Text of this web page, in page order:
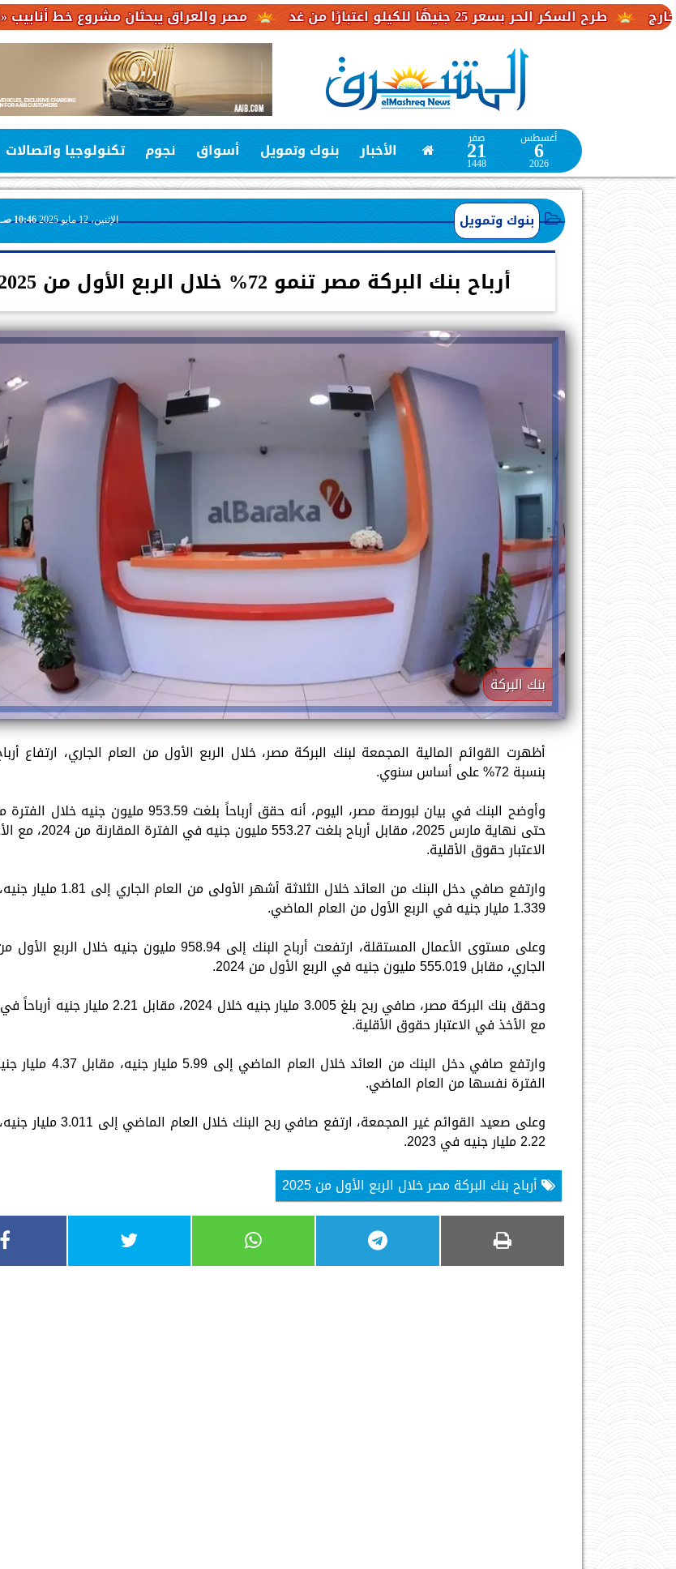
مصر والعراق يبحثان مشروع خط أنابيب «البصرة – الحر بسعر 25 جنيهًا للكيلو اعتبارًا من غد
أغسطس
6
2026
صفر
21
1448
الأخبار بنوك وتمويل أسواق نجوم تكنولوجيا واتصالات
بنوك وتمويل الإثنين، 12 مايو 2025 10:46 صـ
أرباح بنك البركة مصر تنمو 72% خلال الربع الأول من 2025
بنك البركة
أظهرت القوائم المالية المجمعة لبنك البركة مصر، خلال الربع الأول من العام الجاري، ارتفاع
بنسبة 72% على أساس سنوي.
وأوضح البنك في بيان لبورصة مصر، اليوم، أنه حقق أرباحاً بلغت 953.59 مليون
حتى نهاية مارس 2025، مقابل أرباح بلغت 553.27
الاعتبار حقوق الأقلية.
وارتفع صافي دخل البنك من العائد خلال الثلاثة أشهر
1.339 مليار جنيه في الربع الأول من العام الماضي.
وعلى مستوى الأعمال المستقلة، ارتفعت أرباح البنك إلى 958.94 مليون جنيه خلال
الجاري، مقابل 555.019 مليون جنيه في الربع الأول من 2024.
مع الأخذ في الاعتبار حقوق الأقلية.
وارتفع صافي دخل البنك من العائد خلال العام
الفترة نفسها من العام الماضي.
وعلى صعيد القوائم غير المجمعة، ارتفع صافي ربح البنك
2.22 مليار جنيه في 2023.
أرباح بنك البركة مصر خلال الربع الأول من 2025